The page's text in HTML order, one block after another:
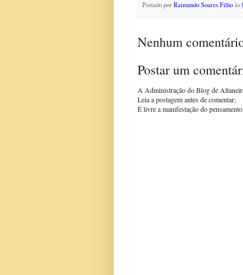
Postado por Raimundo Soares Filho às
Nenhum
Postar um
A Administração do Blog de
Leia a postagem antes de comentar;
É livre a manifestação do